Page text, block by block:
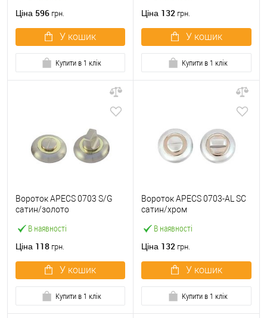
Ціна 596 грн.
У кошик
Купити в 1 клік
Ціна 132 грн.
У кошик
Купити в 1 клік
В наявності
Вороток APECS 0703 S/G
сатин/золото
Ціна 118 грн.
У кошик
Купити в 1 клік
В наявності
Вороток APECS 0703-AL SC
сатин/хром
Ціна 132 грн.
У кошик
Купити в 1 клік